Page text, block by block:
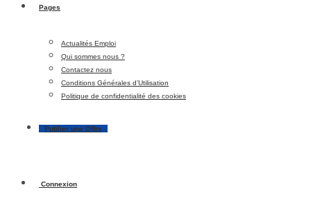
Pages
Actualités Emploi
Qui sommes nous ?
Contactez nous
Conditions Générales d’Utilisation
Politique de confidentialité des cookies
Publier une Offre
Connexion